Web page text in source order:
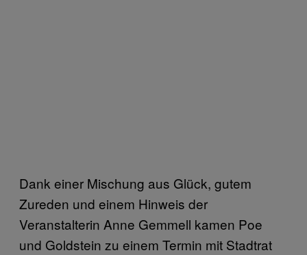
Dank einer Mischung aus Glück, gutem
Zureden und einem Hinweis der
Veranstalterin Anne Gemmell kamen Poe
und Goldstein zu einem Termin mit Stadtrat